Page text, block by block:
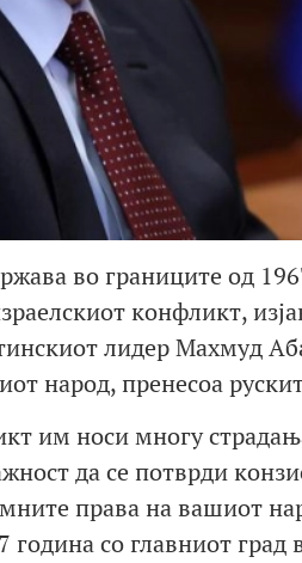
во границите од
конфликт,
лидер Махмуд
народ, пренесоа
им носи многу
да се потврди
права на вашиот
година со главниот